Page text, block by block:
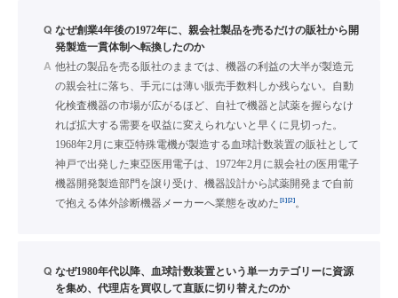
Q なぜ創業4年後の1972年に、親会社製品を売るだけの販社から開
発製造一貫体制へ転換したのか
A 他社の製品を売る販社のままでは、機器の利益の大半が製造元
の親会社に落ち、手元には薄い販売手数料しか残らない。自動
化検査機器の市場が広がるほど、自社で機器と試薬を握らなけ
れば拡大する需要を収益に変えられないと早くに見切った。
1968年2月に東亞特殊電機が製造する血球計数装置の販社として
神戸で出発した東亞医用電子は、1972年2月に親会社の医用電子
機器開発製造部門を譲り受け、機器設計から試薬開発まで自前
で抱える体外診断機器メーカーへ業態を改めた [1][2]。
Q なぜ1980年代以降、血球計数装置という単一カテゴリーに資源
を集め、代理店を買収して直販に切り替えたのか